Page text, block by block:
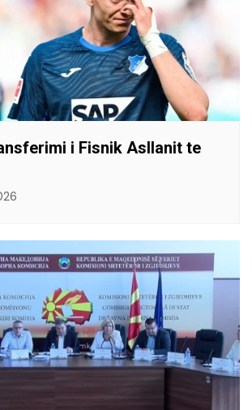
i Fisnik Asllanit te